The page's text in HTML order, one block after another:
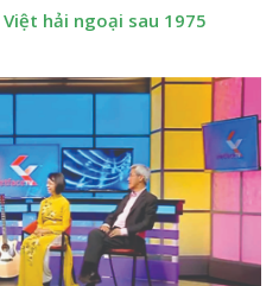
Việt hải ngoại sau 1975